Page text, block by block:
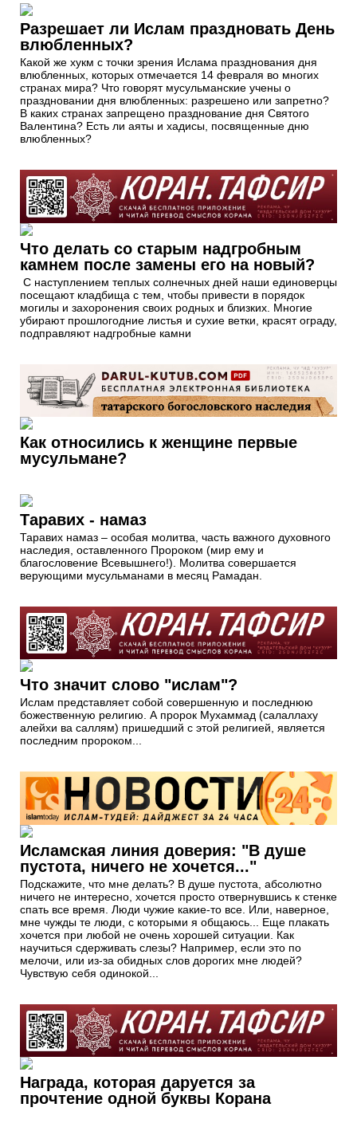
Разрешает ли Ислам праздновать День
влюбленных?
Какой же хукм с точки зрения Ислама празднования дня
влюбленных, которых отмечается 14 февраля во многих
странах мира? Что говорят мусульманские учены о
праздновании дня влюбленных: разрешено или запретно?
В каких странах запрещено празднование дня Святого
Валентина? Есть ли аяты и хадисы, посвященные дню
влюбленных?
Что делать со старым надгробным
камнем после замены его на новый?
С наступлением теплых солнечных дней наши единоверцы
посещают кладбища с тем, чтобы привести в порядок
могилы и захоронения своих родных и близких. Многие
убирают прошлогодние листья и сухие ветки, красят ограду,
подправляют надгробные камни
Как относились к женщине первые
мусульмане?
Таравих - намаз
Таравих намаз – особая молитва, часть важного духовного
наследия, оставленного Пророком (мир ему и
благословение Всевышнего!). Молитва совершается
верующими мусульманами в месяц Рамадан.
Что значит слово "ислам"?
Ислам представляет собой совершенную и последнюю
божественную религию. А пророк Мухаммад (салаллаху
алейхи ва саллям) пришедший с этой религией, является
последним пророком...
Исламская линия доверия: "В душе
пустота, ничего не хочется..."
Подскажите, что мне делать? В душе пустота, абсолютно
ничего не интересно, хочется просто отвернувшись к стенке
спать все время. Люди чужие какие-то все. Или, наверное,
мне чужды те люди, с которыми я общаюсь... Еще плакать
хочется при любой не очень хорошей ситуации. Как
научиться сдерживать слезы? Например, если это по
мелочи, или из-за обидных слов дорогих мне людей?
Чувствую себя одинокой...
Награда, которая даруется за
прочтение одной буквы Корана